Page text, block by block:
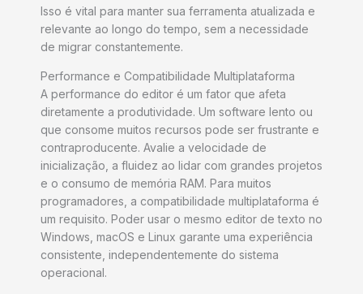
Isso é vital para manter sua ferramenta atualizada e
relevante ao longo do tempo, sem a necessidade
de migrar constantemente.
Performance e Compatibilidade Multiplataforma
A performance do editor é um fator que afeta
diretamente a produtividade. Um software lento ou
que consome muitos recursos pode ser frustrante e
contraproducente. Avalie a velocidade de
inicialização, a fluidez ao lidar com grandes projetos
e o consumo de memória RAM. Para muitos
programadores, a compatibilidade multiplataforma é
um requisito. Poder usar o mesmo editor de texto no
Windows, macOS e Linux garante uma experiência
consistente, independentemente do sistema
operacional.